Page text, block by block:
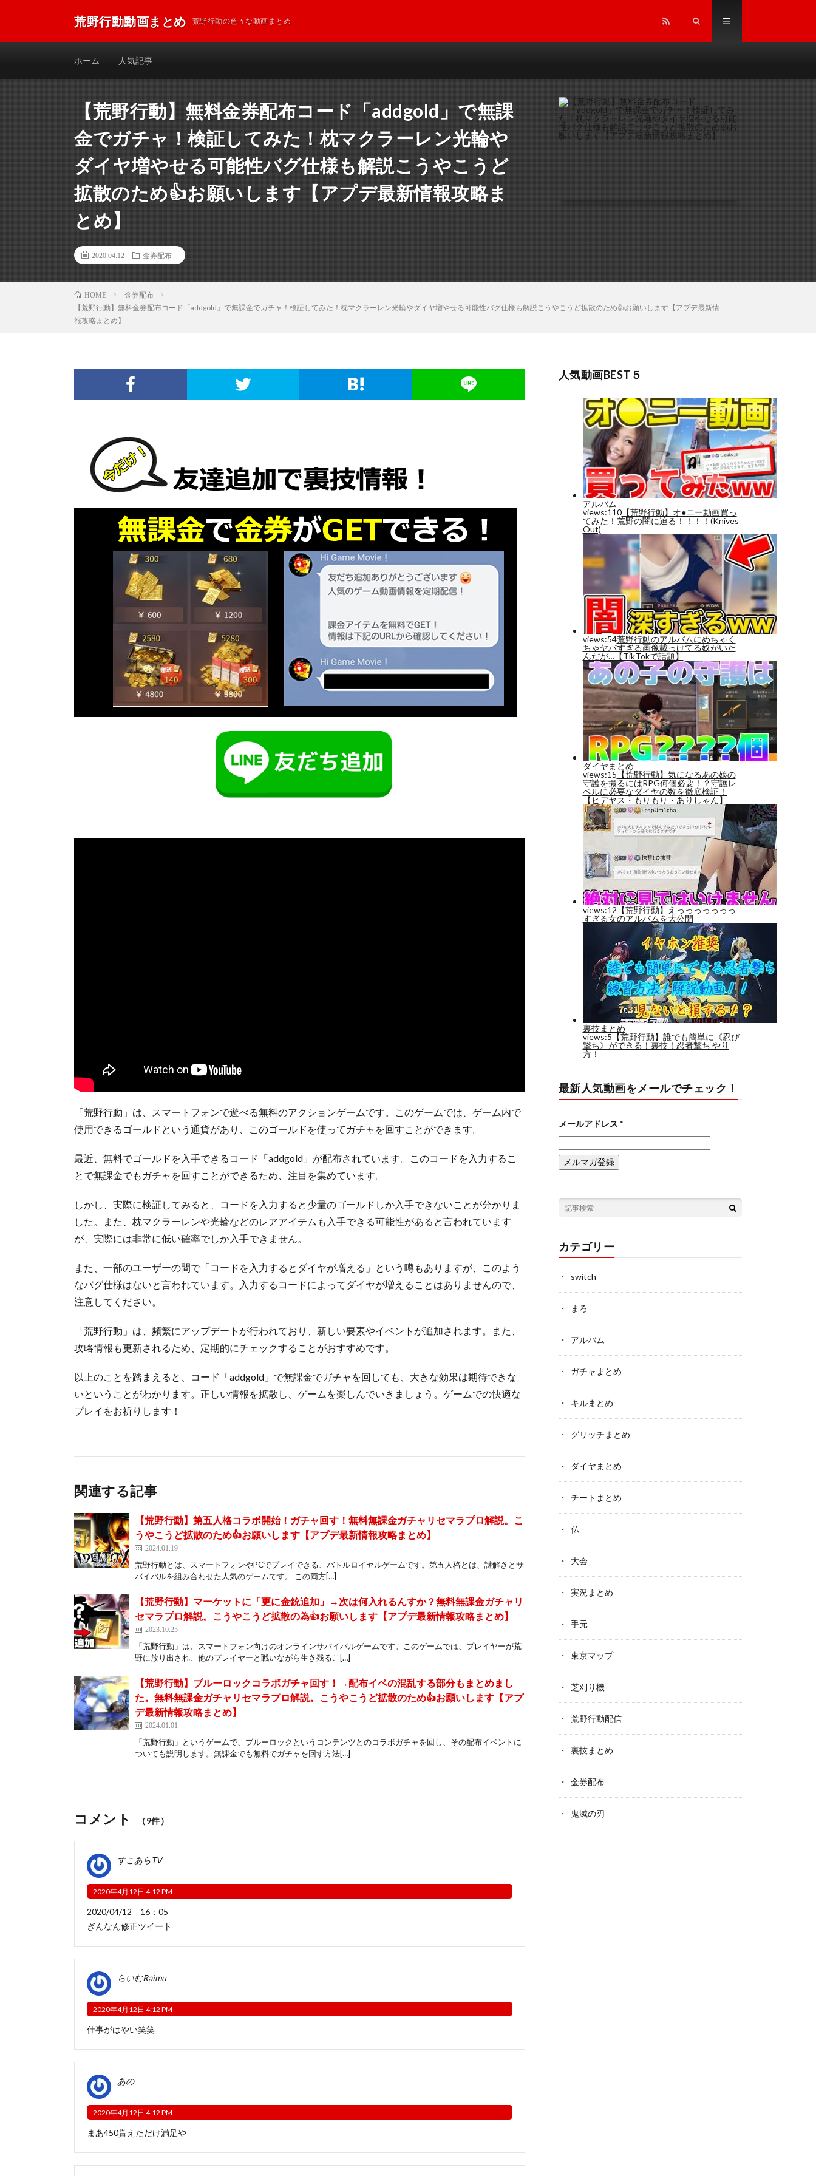
荒野行動動画まとめ 荒野行動の色々な動画まとめ
ホーム 人気記事
【荒野行動】無料金券配布コード「addgold」で無課
金でガチャ！検証してみた！枕マクラーレン光輪や
ダイヤ増やせる可能性バグ仕様も解説こうやこうど
拡散のため👍お願いします【アプデ最新情報攻略ま
とめ】
2020.04.12 金券配布
HOME
金券配布
【荒野行動】無料金券配布コード「addgold」で無課金でガチャ！検証してみた！枕マクラーレン光輪やダイヤ増やせる可能性バグ仕様も解説こうやこうど拡散のため👍お願いします【アプデ最新情
報攻略まとめ】
「荒野行動」は、スマートフォンで遊べる無料のアクションゲームです。このゲームでは、ゲーム内で
使用できるゴールドという通貨があり、このゴールドを使ってガチャを回すことができます。
最近、無料でゴールドを入手できるコード「addgold」が配布されています。このコードを入力するこ
とで無課金でもガチャを回すことができるため、注目を集めています。
しかし、実際に検証してみると、コードを入力すると少量のゴールドしか入手できないことが分かりま
した。また、枕マクラーレンや光輪などのレアアイテムも入手できる可能性があると言われています
が、実際には非常に低い確率でしか入手できません。
また、一部のユーザーの間で「コードを入力するとダイヤが増える」という噂もありますが、このよう
なバグ仕様はないと言われています。入力するコードによってダイヤが増えることはありませんので、
注意してください。
「荒野行動」は、頻繁にアップデートが行われており、新しい要素やイベントが追加されます。また、
攻略情報も更新されるため、定期的にチェックすることがおすすめです。
以上のことを踏まえると、コード「addgold」で無課金でガチャを回しても、大きな効果は期待できな
いということがわかります。正しい情報を拡散し、ゲームを楽しんでいきましょう。ゲームでの快適な
プレイをお祈りします！
関連する記事
【荒野行動】第五人格コラボ開始！ガチャ回す！無料無課金ガチャリセマラプロ解説。こ
うやこうど拡散のため👍お願いします【アプデ最新情報攻略まとめ】
2024.01.19
荒野行動とは、スマートフォンやPCでプレイできる、バトルロイヤルゲームです。第五人格とは、謎解きとサ
バイバルを組み合わせた人気のゲームです。 この両方[…]
【荒野行動】マーケットに「更に金銃追加」→次は何入れるんすか？無料無課金ガチャリ
セマラプロ解説。こうやこうど拡散の為👍お願いします【アプデ最新情報攻略まとめ】
2023.10.25
「荒野行動」は、スマートフォン向けのオンラインサバイバルゲームです。このゲームでは、プレイヤーが荒
野に放り出され、他のプレイヤーと戦いながら生き残るこ[…]
【荒野行動】ブルーロックコラボガチャ回す！→配布イベの混乱する部分もまとめまし
た。無料無課金ガチャリセマラプロ解説。こうやこうど拡散のため👍お願いします【アプ
デ最新情報攻略まとめ】
2024.01.01
「荒野行動」というゲームで、ブルーロックというコンテンツとのコラボガチャを回し、その配布イベントに
ついても説明します。無課金でも無料でガチャを回す方法[…]
コメント （9件）
すこあらTV
2020年4月12日 4:12 PM
2020/04/12 16：05
ぎんなん修正ツイート
らいむRaimu
2020年4月12日 4:12 PM
仕事がはやい笑笑
あの
2020年4月12日 4:12 PM
まあ450貰えただけ満足や
人気動画BEST５
最新人気動画をメールでチェック！
メールアドレス *
カテゴリー
switch
まろ
アルバム
ガチャまとめ
キルまとめ
グリッチまとめ
ダイヤまとめ
チートまとめ
仏
大会
実況まとめ
手元
東京マップ
芝刈り機
荒野行動配信
裏技まとめ
金券配布
鬼滅の刃